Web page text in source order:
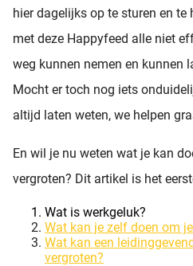
hier dagelijks op te sturen en te
met deze Happyfeed alle niet
weg kunnen nemen en kunnen
Mocht er toch nog iets
altijd laten weten, we helpen
En wil je nu weten wat je kan
vergroten? Dit artikel is het
Wat is werkgeluk?
Wat kan je zelf doen om
Wat kan een
vergroten?